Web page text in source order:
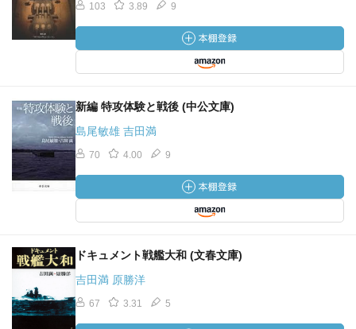
103 3.89 9
新編 特攻体験と戦後 (中公文庫)
島尾敏雄 吉田満
70 4.00 9
ドキュメント戦艦大和 (文春文庫)
吉田満 原勝洋
67 3.31 5